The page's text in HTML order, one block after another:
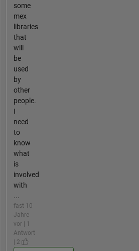
some
mex
libraries
that
will
be
used
by
other
people.
I
need
to
know
what
is
involved
with
...
fast 10
Jahre
vor | 1
Antwort
| 2